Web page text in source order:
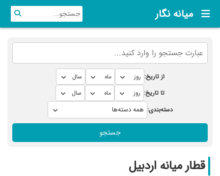
میانه نگار
از تاریخ:
تا تاریخ:
دسته‌بندی:
جستجو
قطار میانه اردبیل